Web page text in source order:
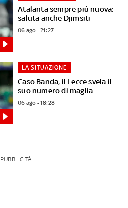
Atalanta sempre più nuova:
saluta anche Djimsiti
06 ago - 21:27
Caso Banda, il Lecce svela il
suo numero di maglia
LA SITUAZIONE
06 ago - 18:28
PUBBLICITÀ